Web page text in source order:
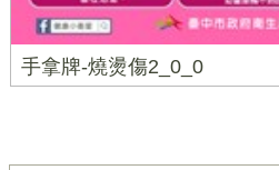
手拿牌-燒燙傷2_0_0